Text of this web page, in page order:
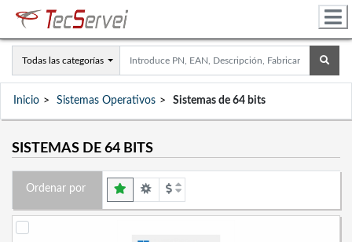
Todas las categorías
Inicio Sistemas Operativos Sistemas de 64 bits
SISTEMAS DE 64 BITS
Ordenar por